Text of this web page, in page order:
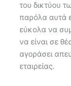
του δικτύου
παρόλα αυτά
εύκολα να
να είναι σε
αγοράσει
εταιρείας.